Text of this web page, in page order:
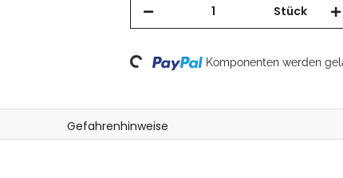
Stück
Loading... Komponenten werden
Gefahrenhinweise